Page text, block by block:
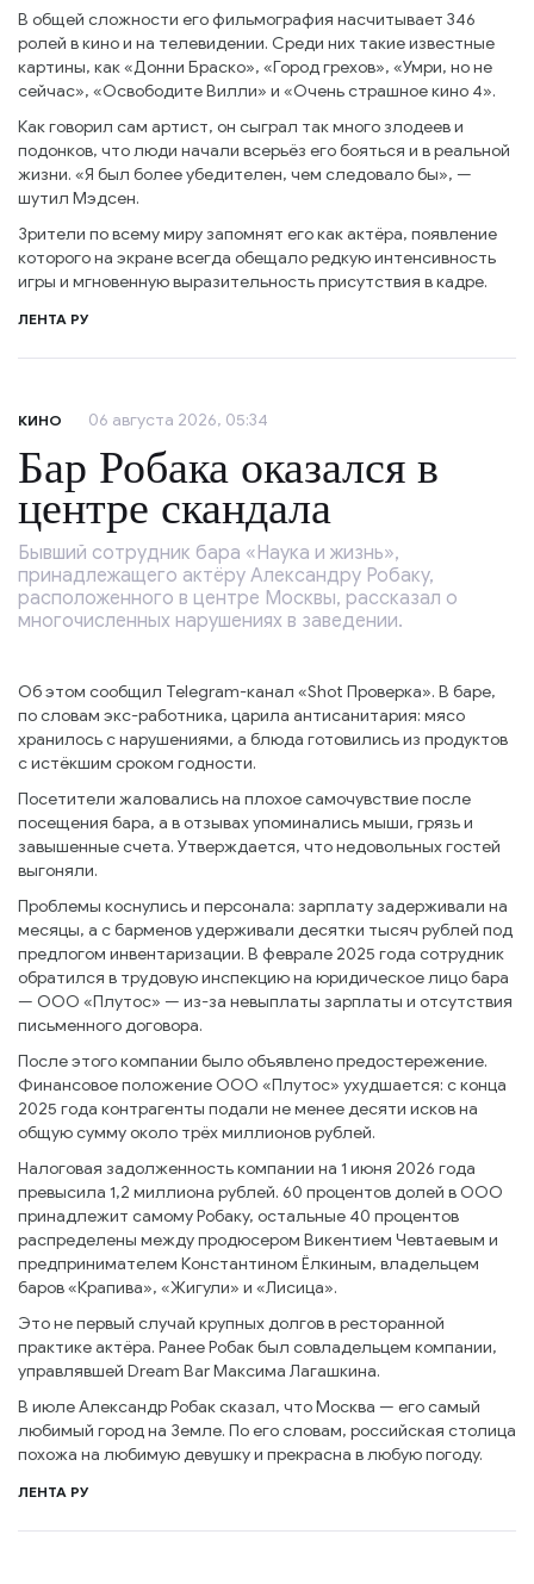
В общей сложности его фильмография насчитывает 346
ролей в кино и на телевидении. Среди них такие известные
картины, как «Донни Браско», «Город грехов», «Умри, но не
сейчас», «Освободите Вилли» и «Очень страшное кино 4».
Как говорил сам артист, он сыграл так много злодеев и
подонков, что люди начали всерьёз его бояться и в реальной
жизни. «Я был более убедителен, чем следовало бы», —
шутил Мэдсен.
Зрители по всему миру запомнят его как актёра, появление
которого на экране всегда обещало редкую интенсивность
игры и мгновенную выразительность присутствия в кадре.
ЛЕНТА РУ
КИНО 06 августа 2026, 05:34
Бар Робака оказался в
центре скандала
Бывший сотрудник бара «Наука и жизнь»,
принадлежащего актёру Александру Робаку,
расположенного в центре Москвы, рассказал о
многочисленных нарушениях в заведении.
Об этом сообщил Telegram-канал «Shot Проверка». В баре,
по словам экс-работника, царила антисанитария: мясо
хранилось с нарушениями, а блюда готовились из продуктов
с истёкшим сроком годности.
Посетители жаловались на плохое самочувствие после
посещения бара, а в отзывах упоминались мыши, грязь и
завышенные счета. Утверждается, что недовольных гостей
выгоняли.
Проблемы коснулись и персонала: зарплату задерживали на
месяцы, а с барменов удерживали десятки тысяч рублей под
предлогом инвентаризации. В феврале 2025 года сотрудник
обратился в трудовую инспекцию на юридическое лицо бара
— ООО «Плутос» — из-за невыплаты зарплаты и отсутствия
письменного договора.
После этого компании было объявлено предостережение.
Финансовое положение ООО «Плутос» ухудшается: с конца
2025 года контрагенты подали не менее десяти исков на
общую сумму около трёх миллионов рублей.
Налоговая задолженность компании на 1 июня 2026 года
превысила 1,2 миллиона рублей. 60 процентов долей в ООО
принадлежит самому Робаку, остальные 40 процентов
распределены между продюсером Викентием Чевтаевым и
предпринимателем Константином Ёлкиным, владельцем
баров «Крапива», «Жигули» и «Лисица».
Это не первый случай крупных долгов в ресторанной
практике актёра. Ранее Робак был совладельцем компании,
управлявшей Dream Bar Максима Лагашкина.
В июле Александр Робак сказал, что Москва — его самый
любимый город на Земле. По его словам, российская столица
похожа на любимую девушку и прекрасна в любую погоду.
ЛЕНТА РУ